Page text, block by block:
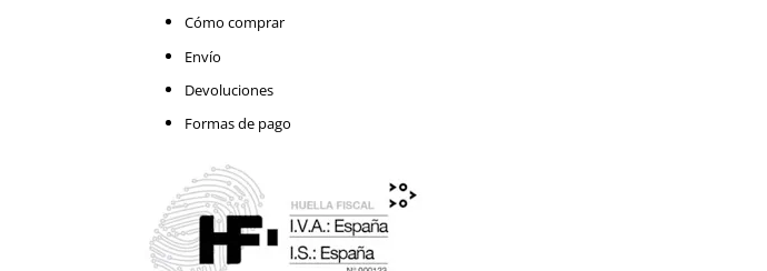
Cómo comprar
Envío
Devoluciones
Formas de pago